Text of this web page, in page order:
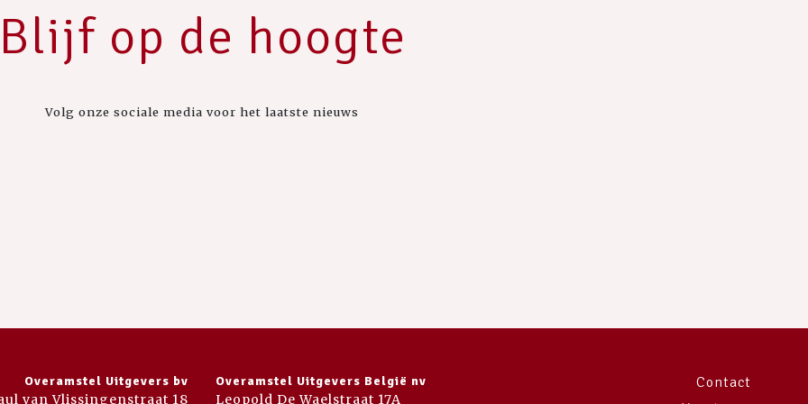
Blijf op de hoogte
Volg onze sociale media voor het laatste nieuws
Overamstel Uitgevers bv
van Vlissingenstraat 18
Overamstel Uitgevers België nv
Leopold De Waelstraat 17A
Contact